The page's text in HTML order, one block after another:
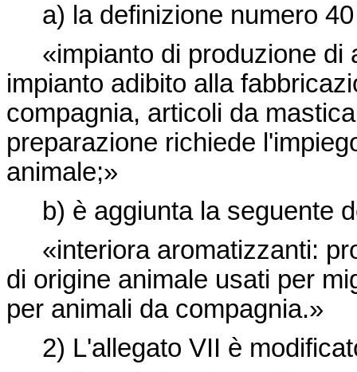
a) la definizione numero 40
«impianto di produzione di
impianto adibito alla
compagnia, articoli da
preparazione richiede
animale;»
b) è aggiunta la seguente
«interiora aromatizzanti:
di origine animale usati per
per animali da compagnia.»
2) L'allegato VII è